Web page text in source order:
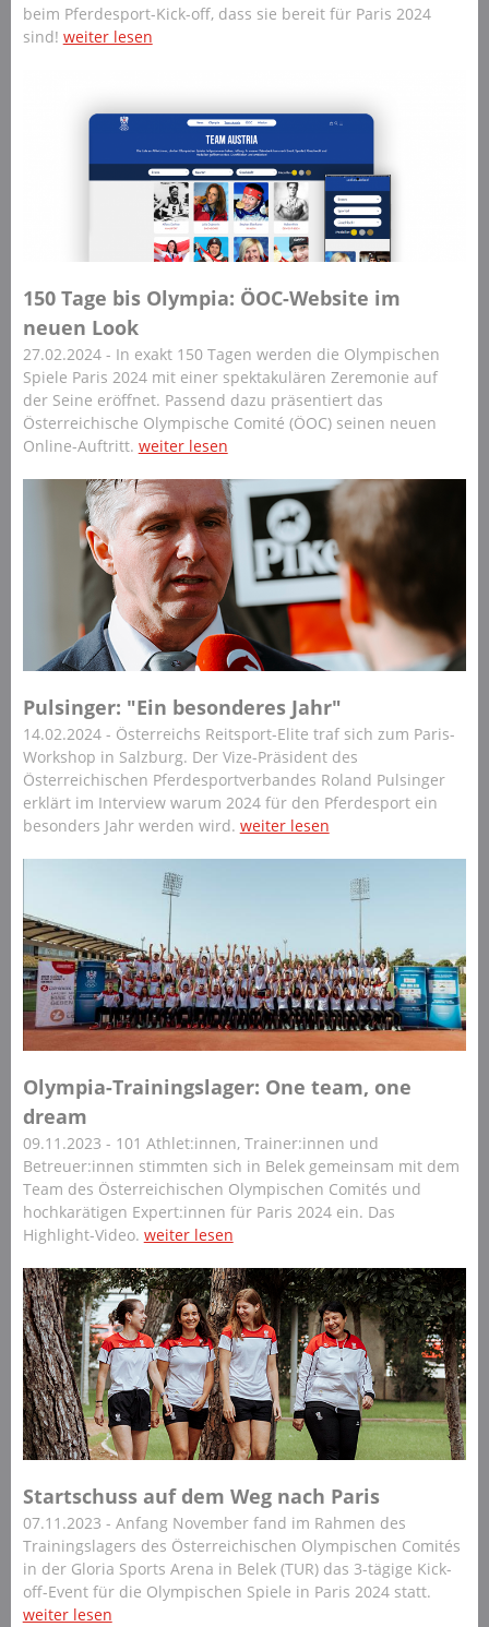
beim Pferdesport-Kick-off, dass sie bereit für Paris 2024
sind! weiter lesen
150 Tage bis Olympia: ÖOC-Website im
neuen Look
27.02.2024 - In exakt 150 Tagen werden die Olympischen
Spiele Paris 2024 mit einer spektakulären Zeremonie auf
der Seine eröffnet. Passend dazu präsentiert das
Österreichische Olympische Comité (ÖOC) seinen neuen
Online-Auftritt. weiter lesen
Pulsinger: "Ein besonderes Jahr"
14.02.2024 - Österreichs Reitsport-Elite traf sich zum Paris-
Workshop in Salzburg. Der Vize-Präsident des
Österreichischen Pferdesportverbandes Roland Pulsinger
erklärt im Interview warum 2024 für den Pferdesport ein
besonders Jahr werden wird. weiter lesen
Olympia-Trainingslager: One team, one
dream
09.11.2023 - 101 Athlet:innen, Trainer:innen und
Betreuer:innen stimmten sich in Belek gemeinsam mit dem
Team des Österreichischen Olympischen Comités und
hochkarätigen Expert:innen für Paris 2024 ein. Das
Highlight-Video. weiter lesen
Startschuss auf dem Weg nach Paris
07.11.2023 - Anfang November fand im Rahmen des
Trainingslagers des Österreichischen Olympischen Comités
in der Gloria Sports Arena in Belek (TUR) das 3-tägige Kick-
off-Event für die Olympischen Spiele in Paris 2024 statt.
weiter lesen